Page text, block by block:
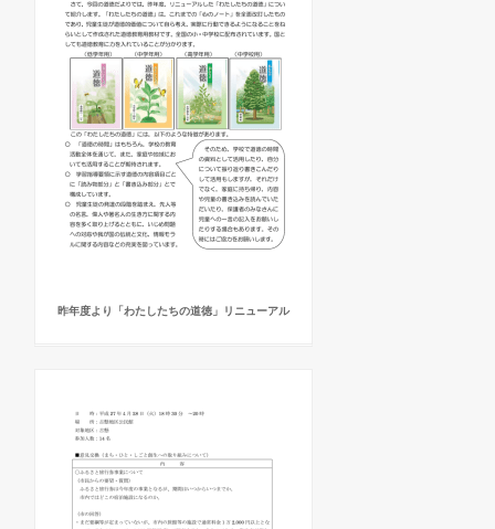
昨年度より「わたしたちの道徳」リニューアル